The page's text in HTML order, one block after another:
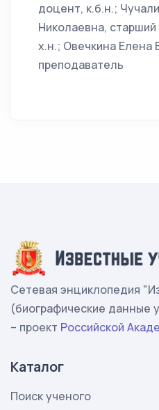
доцент, к.б.н.;
Николаевна,
х.н.; Овечкина Елена
преподаватель
Сетевая энциклопедия
(биографические данные
– проект Российской
Каталог
Поиск ученого